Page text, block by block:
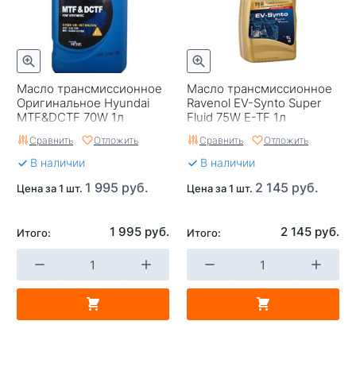
Масло трансмиссионное
Оригинальное Hyundai
MTF&DCTF 70W 1л
Сравнить Отложить
В наличии
Цена за 1 шт. 1 995 руб.
Итого: 1 995 руб.
Масло трансмиссионное
Ravenol EV-Synto Super
Fluid 75W E-TF 1л
Сравнить Отложить
В наличии
Цена за 1 шт. 2 145 руб.
Итого: 2 145 руб.